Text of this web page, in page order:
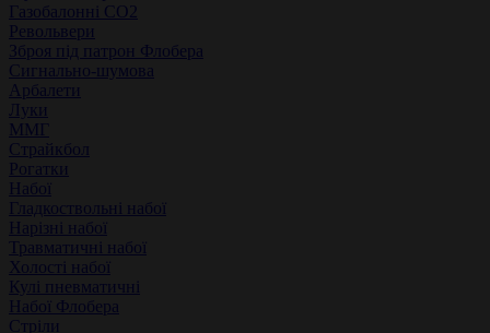
Газобалонні СО2
Револьвери
Зброя під патрон Флобера
Сигнально-шумова
Арбалети
Луки
ММГ
Страйкбол
Рогатки
Набої
Гладкоствольні набої
Нарізні набої
Травматичні набої
Холості набої
Кулі пневматичні
Набої Флобера
Стріли